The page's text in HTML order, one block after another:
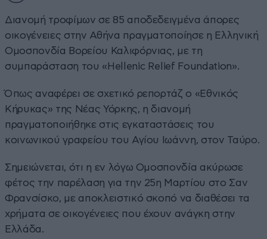
Διανομή τροφίμων σε 85 αποδεδειγμένα άπορες
οικογένειες στην Αθήνα πραγματοποίησε η Ελληνική
Ομοσπονδία Βορείου Καλιφόρνιας, με τη
συμπαράσταση του «Hellenic Relief Foundation».
Όπως αναφέρει σε σχετικό ρεπορτάζ ο «Εθνικός
Κήρυκας» της Νέας Υόρκης, η διανομή
πραγματοποιήθηκε στις εγκαταστάσεις του
κοινωνικού γραφείου του Αγίου Ιωάννη, στον Ταύρο.
Σημειώνεται, ότι η εν λόγω Ομοσπονδία ακύρωσε
φέτος την παρέλαση για την 25η Μαρτίου στο Σαν
Φρανσίσκο, με αποκλειστικό σκοπό να διαθέσει τα
χρήματα σε οικογένειες που έχουν ανάγκη στην
Ελλάδα.